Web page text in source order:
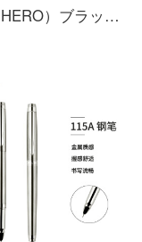
英雄（HERO）ブラック自信都市イリジウム金ペン